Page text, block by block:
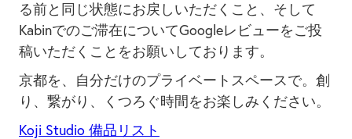
る前と同じ状態にお戻しいただくこと、そして
Kabinでのご滞在についてGoogleレビューをご投
稿いただくことをお願いしております。
京都を、自分だけのプライベートスペースで。創
り、繋がり、くつろぐ時間をお楽しみください。
Koji Studio 備品リスト